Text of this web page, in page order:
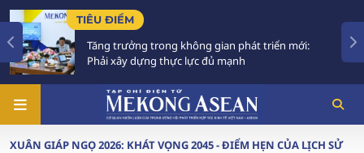
TIÊU ĐIỂM
Tăng trưởng trong không gian phát triển mới:
Phải xây dựng thực lực đủ mạnh
XUÂN GIÁP NGỌ 2026: KHÁT VỌNG 2045 - ĐIỂM HẸN CỦA LỊCH SỬ